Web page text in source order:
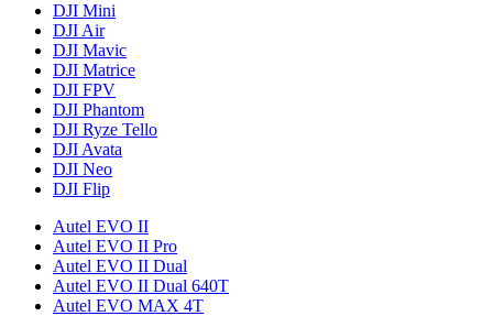
DJI Mini
DJI Air
DJI Mavic
DJI Matrice
DJI FPV
DJI Phantom
DJI Ryze Tello
DJI Avata
DJI Neo
DJI Flip
Autel EVO II
Autel EVO II Pro
Autel EVO II Dual
Autel EVO II Dual 640T
Autel EVO MAX 4T